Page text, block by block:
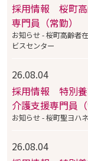
採用情報 桜町
専門員（常勤）
お知らせ - 桜町高齢者
ビスセンター
26.08.04
採用情報 特別
介護支援専門員（
お知らせ - 桜町聖ヨハ
26.08.04